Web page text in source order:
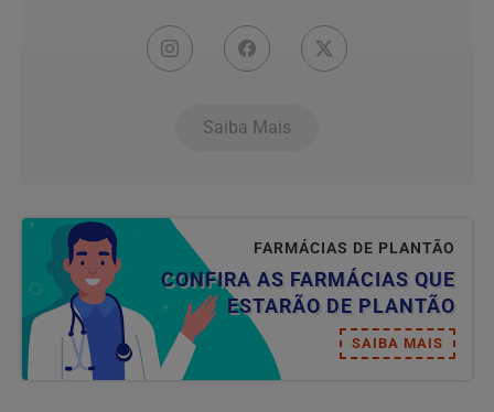
Saiba Mais
FARMÁCIAS DE PLANTÃO
CONFIRA AS FARMÁCIAS QUE
ESTARÃO DE PLANTÃO
SAIBA MAIS